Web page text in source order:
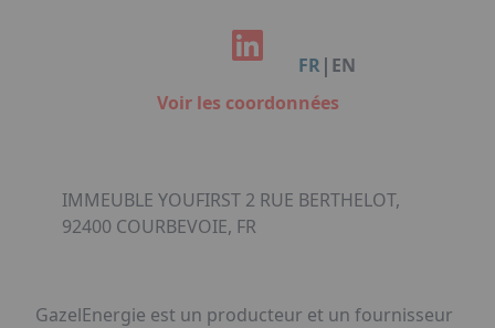
Organisation de dîners / soirées de gala
Qui sommes-nous ?
Accéder au complexe
Politique RSE
FR | EN
Voir les coordonnées
IMMEUBLE YOUFIRST 2 RUE BERTHELOT,
92400 COURBEVOIE, FR
GazelEnergie est un producteur et un fournisseur